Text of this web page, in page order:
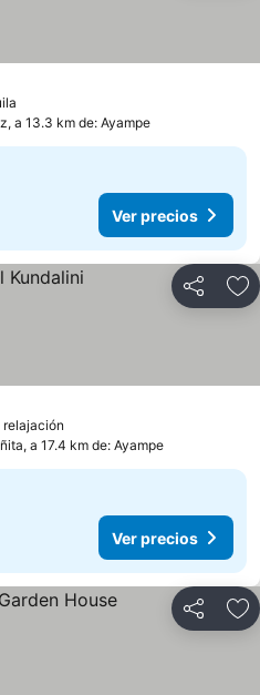
a 13.3 km de: Ayampe
Ver precios
Compartir
a 17.4 km de: Ayampe
Ver precios
Compartir